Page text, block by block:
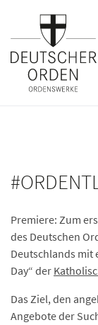
Premiere: Zum
des Deutschen
Deutschlands mit
Day“ der
Das Ziel, den
Angebote der